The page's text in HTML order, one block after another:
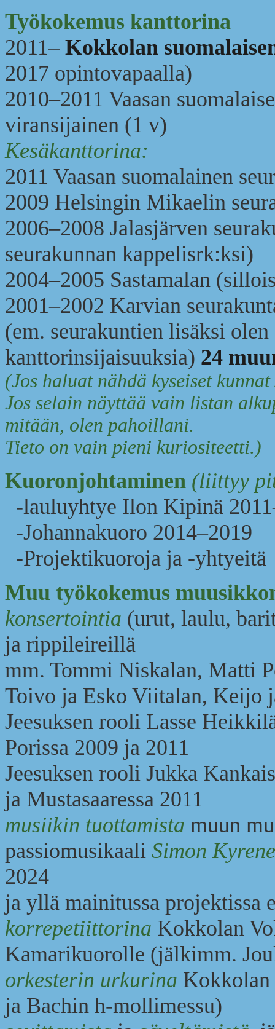
Työkokemus kanttorina
2011– Kokkolan
2017 opintovapaalla)
2010–2011 Vaasan
viransijainen (1 v)
Kesäkanttorina:
2011 Vaasan suomalainen
2009 Helsingin Mikaelin
2006–2008 Jalasjärven
seurakunnan kappelisrk:ksi)
2004–2005 Sastamalan
2001–2002 Karvian
(em. seurakuntien lisäksi
kanttorinsijaisuuksia) 24
(Jos haluat nähdä kyseiset
Jos selain näyttää vain listan
mitään, olen pahoillani.
Tieto on vain pieni kuriositeetti.)
Kuoronjohtaminen (liittyy
-lauluyhtye Ilon Kipinä
-Johannakuoro 2014–2019
-Projektikuoroja ja -yhtyeitä
Muu työkokemus
konsertointia (urut, laulu,
ja rippileireillä
mm. Tommi Niskalan, Matti
Toivo ja Esko Viitalan, Keijo
Jeesuksen rooli Lasse
Porissa 2009 ja 2011
Jeesuksen rooli Jukka
ja Mustasaaressa 2011
musiikin tuottamista muun
passiomusikaali Simon
2024
ja yllä mainitussa projektissa
korrepetiittorina Kokkolan
Kamarikuorolle (jälkimm.
orkesterin urkurina Kokkolan
ja Bachin h-mollimessu)